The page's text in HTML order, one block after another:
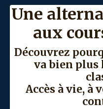
Une
aux
Découvrez
va bien plus
Accès à vie, à